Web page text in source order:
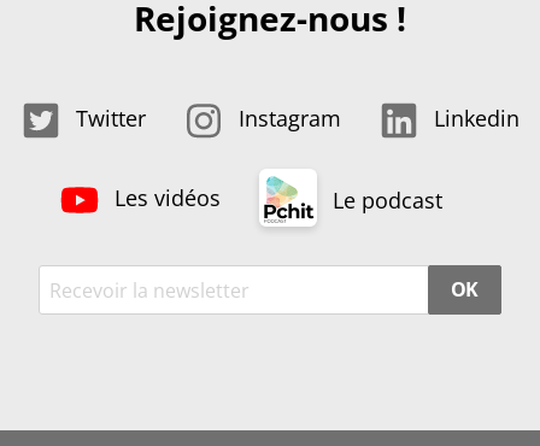
Rejoignez-nous !
Twitter Instagram Linkedin
Les vidéos Le podcast
OK